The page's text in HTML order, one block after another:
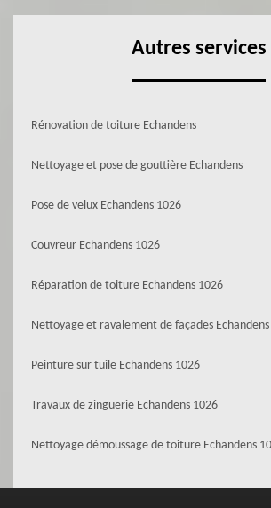
Autres services
Rénovation de toiture Echandens
Nettoyage et pose de gouttière Echandens
Pose de velux Echandens 1026
Couvreur Echandens 1026
Réparation de toiture Echandens 1026
Nettoyage et ravalement de façades
Peinture sur tuile Echandens 1026
Travaux de zinguerie Echandens 1026
Nettoyage démoussage de toiture Echandens